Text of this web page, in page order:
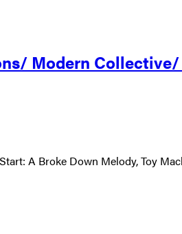
Modern Collective/
A Broke Down Melody, Toy